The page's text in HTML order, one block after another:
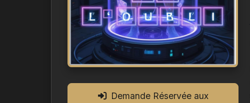
Demande Réservée aux